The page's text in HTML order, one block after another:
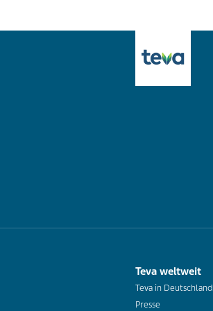
Teva weltweit
Teva in Deutschland
Presse